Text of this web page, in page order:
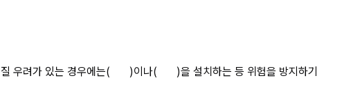
지반의 붕괴나 토석의 상세 페이지
우려가 있는 경우에는(       )이나(       )을 설치하는 등 위험을 방지하기